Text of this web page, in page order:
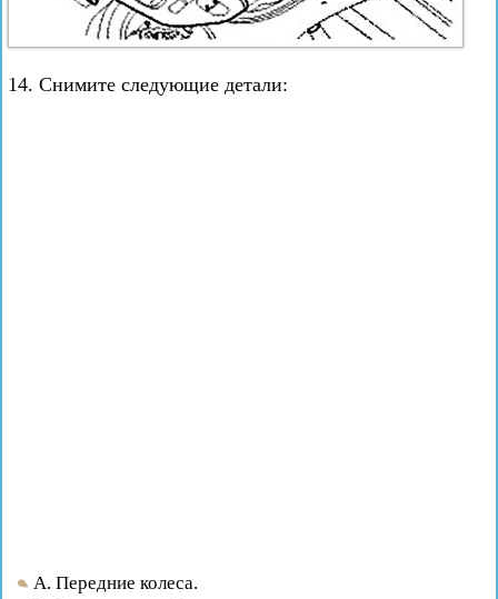
14. Снимите следующие детали:
A. Передние колеса.